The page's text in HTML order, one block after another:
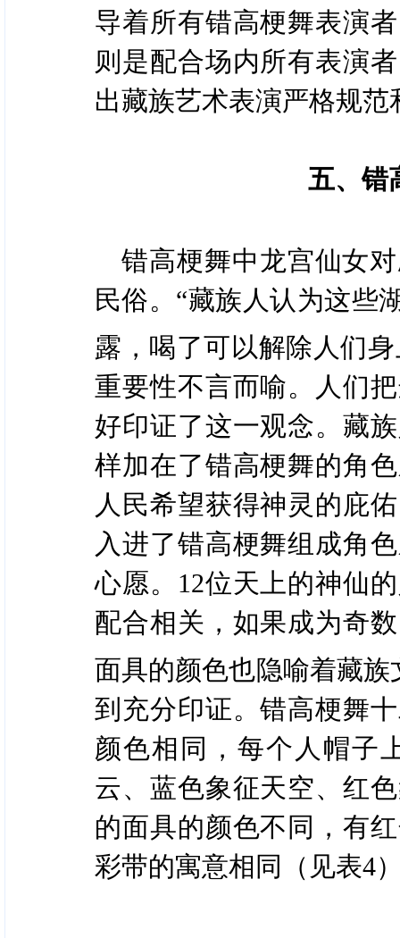
导着所有错高梗舞表演
则是配合场内所有表演
出藏族艺术表演严格规范
五、错
错高梗舞中龙宫仙女
民俗。“藏族人认为这些
露，喝了可以解除人们
重要性不言而喻。人们
好印证了这一观念。藏
样加在了错高梗舞的角
人民希望获得神灵的庇
入进了错高梗舞组成角
心愿。12位天上的神仙
配合相关，如果成为奇
面具的颜色也隐喻着藏
到充分印证。错高梗舞
颜色相同，每个人帽
云、蓝色象征天空、红
的面具的颜色不同，有
彩带的寓意相同（见表4